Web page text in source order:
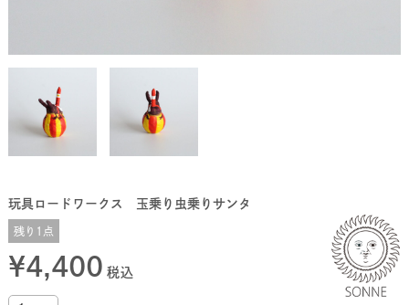
玩具ロードワークス 玉乗り虫乗りサンタ
残り1点
¥4,400 税込